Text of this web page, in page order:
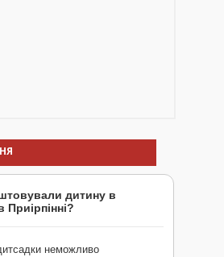
дитину в
Приірпінні?
неможливо